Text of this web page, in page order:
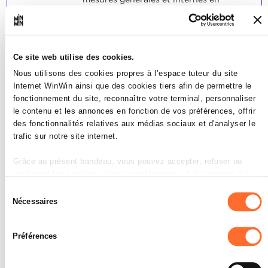
Ce site web utilise des cookies.
Nous utilisons des cookies propres à l’espace tuteur du site
Internet WinWin ainsi que des cookies tiers afin de permettre le
fonctionnement du site, reconnaître votre terminal, personnaliser
le contenu et les annonces en fonction de vos préférences, offrir
des fonctionnalités relatives aux médias sociaux et d'analyser le
trafic sur notre site internet.
Grâce au présent bandeau, vous pouvez accepter, refuser ou
description des différents cookies est accessible sous l’onglet «
Il est précisé que la navigation sur le site et certaines
fonctionnalités (ex : lecture de vidéos, partage sur les réseaux
duNécessaires
Préférences
L'apprenti est capable d'évaluer un
poste de travail sélectionné sur le plan
L'apprenti est capable d'évaluer un
plan de la sécurité.
SOCLES
60% des descriptions étaient
correctes.
3